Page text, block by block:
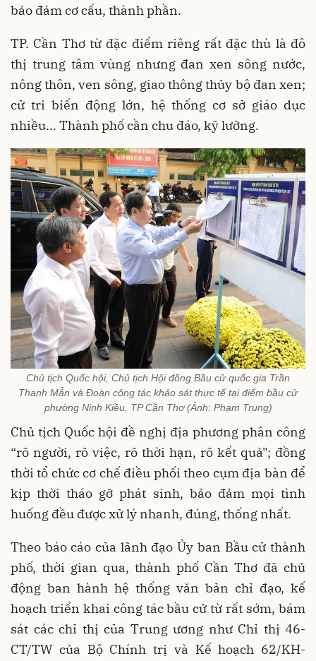
bảo đảm cơ cấu, thành phần.
TP. Cần Thơ từ đặc điểm riêng rất đặc thù là đô
thị trung tâm vùng nhưng đan xen sông nước,
nông thôn, ven sông, giao thông thủy bộ đan xen;
cử tri biến động lớn, hệ thống cơ sở giáo dục
nhiều... Thành phố cần chu đáo, kỹ lưỡng.
Chủ tịch Quốc hội, Chủ tịch Hội đồng Bầu cử quốc gia Trần
Thanh Mẫn và Đoàn công tác khảo sát thực tế tại điểm bầu cử
phường Ninh Kiều, TP Cần Thơ (Ảnh: Phạm Trung)
Chủ tịch Quốc hội đề nghị địa phương phân công
“rõ người, rõ việc, rõ thời hạn, rõ kết quả"; đồng
thời tổ chức cơ chế điều phối theo cụm địa bàn để
kịp thời tháo gỡ phát sinh, bảo đảm mọi tình
huống đều được xử lý nhanh, đúng, thống nhất.
Theo báo cáo của lãnh đạo Ủy ban Bầu cử thành
phố, thời gian qua, thành phố Cần Thơ đã chủ
động ban hành hệ thống văn bản chỉ đạo, kế
hoạch triển khai công tác bầu cử từ rất sớm, bám
sát các chỉ thị của Trung ương như Chỉ thị 46-
CT/TW của Bộ Chính trị và Kế hoạch 62/KH-